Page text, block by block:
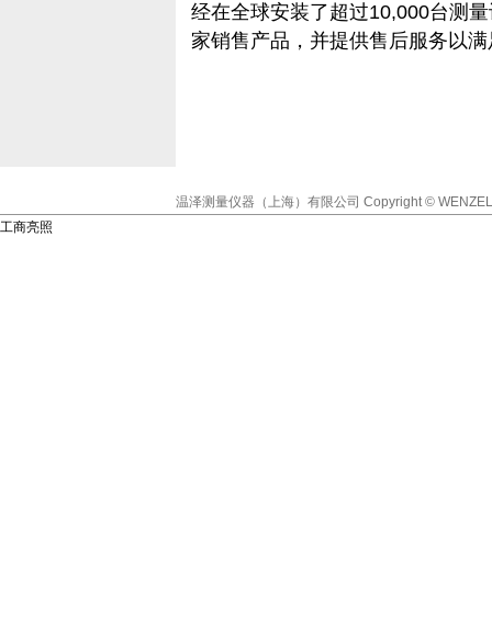
经在全球安装了超过10,000台测
家销售产品，并提供售后服务以
温泽测量仪器（上海）有限公司 Copyright ©
工商亮照